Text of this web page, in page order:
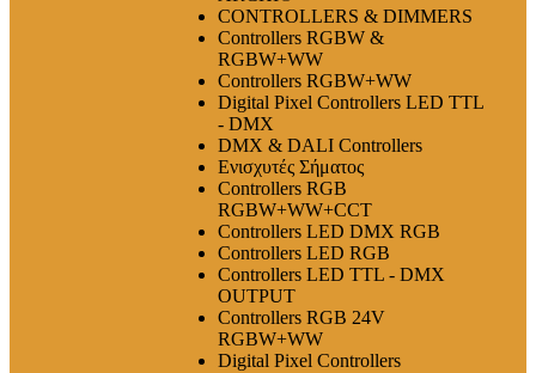
CONTROLLERS & DIMMERS
Controllers RGBW &
RGBW+WW
Controllers RGBW+WW
Digital Pixel Controllers LED TTL
- DMX
DMX & DALI Controllers
Ενισχυτές Σήματος
Controllers RGB
RGBW+WW+CCT
Controllers LED DMX RGB
Controllers LED RGB
Controllers LED TTL - DMX
OUTPUT
Controllers RGB 24V
RGBW+WW
Digital Pixel Controllers